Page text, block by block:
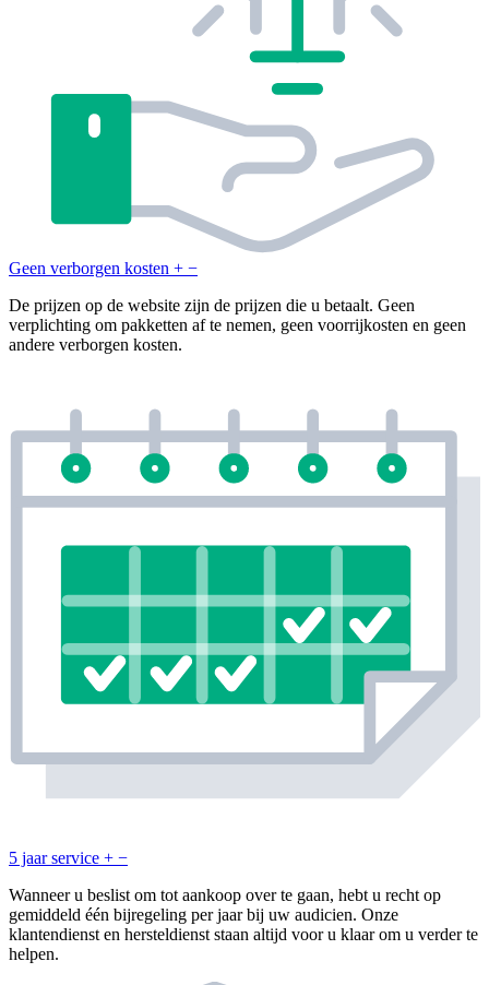
Geen verborgen kosten + −
De prijzen op de website zijn de prijzen die u betaalt. Geen
verplichting om pakketten af te nemen, geen voorrijkosten en geen
andere verborgen kosten.
5 jaar service + −
Wanneer u beslist om tot aankoop over te gaan, hebt u recht op
gemiddeld één bijregeling per jaar bij uw audicien. Onze
klantendienst en hersteldienst staan altijd voor u klaar om u verder te
helpen.